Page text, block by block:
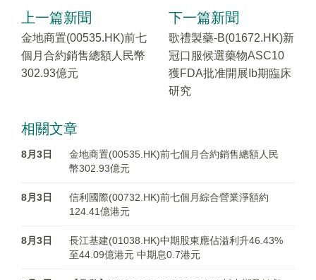
上一篇新聞
金地商置(00535.HK)前七
個月合約銷售總額人民幣
302.93億元
下一篇新聞
歌禮製藥-B(01672.HK)新
冠口服候選藥物ASC10
獲FDA批准開展Ib期臨床
研究
相關文章
8月3日
金地商置(00535.HK)前七個月合約銷售總額人民
幣302.93億元
8月3日
信利國際(00732.HK)前七個月綜合營業淨額約
124.41億港元
8月3日
長江基建(01038.HK)中期股東應佔溢利升46.43%
至44.09億港元 中期息0.7港元